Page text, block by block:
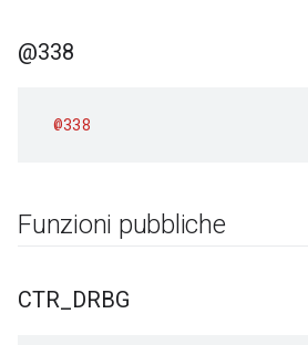
@338
@338
Funzioni pubbliche
CTR DRBG